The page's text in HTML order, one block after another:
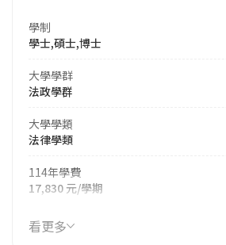
學制
學士,碩士,博士
大學學群
法政學群
大學學類
法律學類
114年學費
17,830 元/學期
114年雜費
7,380 元/學期
看更多